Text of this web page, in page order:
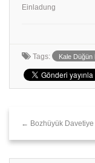
Einladung
Tags: Kale Düğün
← Bozhüyük Davetiye